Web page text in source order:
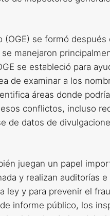
(OGE) se formó
manejaron
se estableció para
de examinar a los
áreas donde
conflictos, incluso
de datos de
juegan un papel
y realizan auditorías
ley y para prevenir el
informe público, los